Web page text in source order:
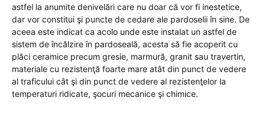
astfel la anumite denivelări care nu doar că vor fi inestetice,
dar vor constitui şi puncte de cedare ale pardoselii în sine. De
aceea este indicat ca acolo unde este instalat un astfel de
sistem de încălzire în pardoseală, acesta să fie acoperit cu
plăci ceramice precum gresie, marmură, granit sau travertin,
materiale cu rezistenţă foarte mare atât din punct de vedere
al traficului cât şi din punct de vedere al rezistenţelor la
temperaturi ridicate, şocuri mecanice şi chimice.